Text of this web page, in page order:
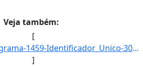
Veja também:
[
1199: Ano-2010-Programa-1459-Identificador_Unico-3051-Descricao-Tempo_Medio_de_Espera_para_Transbordo_no_V]
]